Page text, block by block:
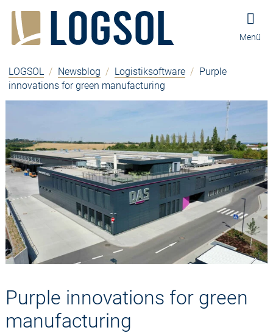
Menü
LOGSOL / Newsblog / Logistiksoftware / Purple
innovations for green manufacturing
Purple innovations for green
manufacturing